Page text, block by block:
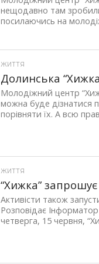
нещодавно там
посилаючись на
ЖИТТЯ
Долинська
Молодіжний центр
можна буде дізнатися
порівняти їх. А всю
ЖИТТЯ
“Хижка”
Активісти також
Розповідає
четверга, 15 червня,